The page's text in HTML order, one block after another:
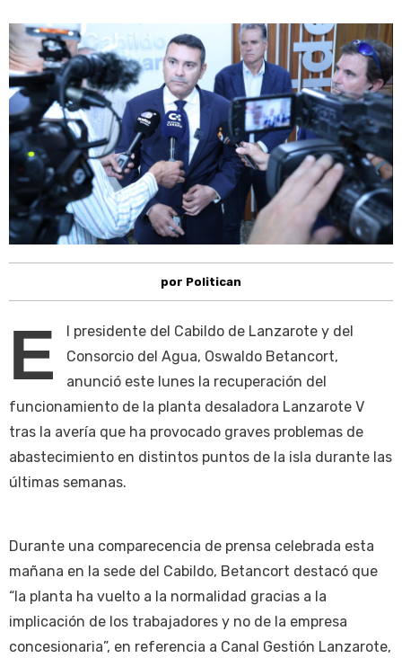
por Politican
E
l presidente del Cabildo de Lanzarote y del
Consorcio del Agua, Oswaldo Betancort,
anunció este lunes la recuperación del
funcionamiento de la planta desaladora Lanzarote V
tras la avería que ha provocado graves problemas de
abastecimiento en distintos puntos de la isla durante las
últimas semanas.
Durante una comparecencia de prensa celebrada esta
mañana en la sede del Cabildo, Betancort destacó que
“la planta ha vuelto a la normalidad gracias a la
implicación de los trabajadores y no de la empresa
concesionaria”, en referencia a Canal Gestión Lanzarote,